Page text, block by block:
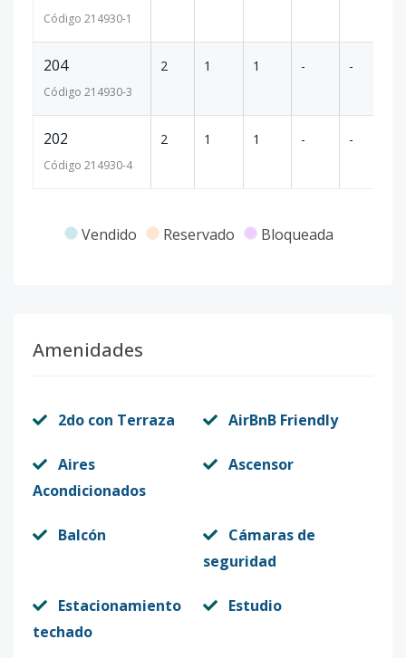
Código 214930-1
204
Código 214930-3
2 1 1 - -
202
Código 214930-4
2 1 1 - -
Vendido Reservado Bloqueada
Amenidades
2do con Terraza AirBnB Friendly
Aires
Acondicionados
Ascensor
Balcón
Cámaras de
seguridad
Estacionamiento
techado
Estudio